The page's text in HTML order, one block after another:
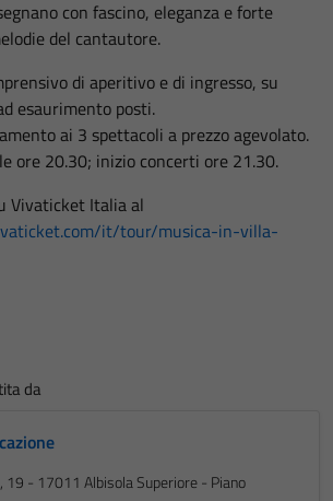
con fascino, eleganza e forte
del cantautore.
di aperitivo e di ingresso, su
esaurimento posti.
ai 3 spettacoli a prezzo agevolato.
ore 20.30; inizio concerti ore 21.30.
Vivaticket Italia al
it/tour/musica-in-villa-
da
19 - 17011 Albisola Superiore - Piano